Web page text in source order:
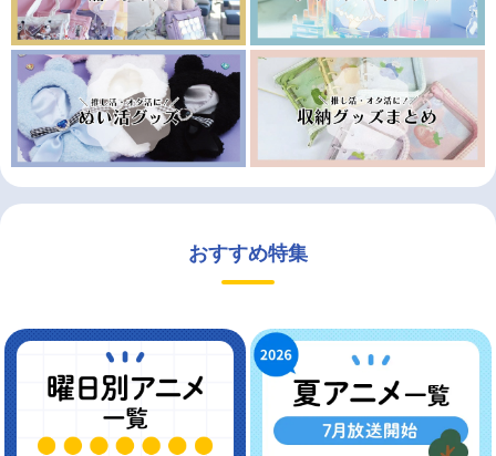
おすすめ特集